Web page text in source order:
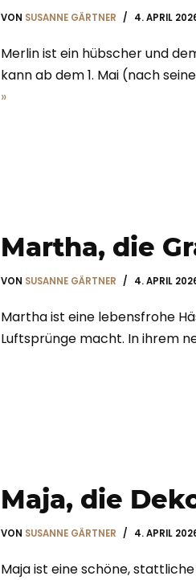
VON SUSANNE GÄRTNER 4. APRIL
Merlin ist ein hübscher und
kann ab dem 1. Mai (nach
»
Martha, die
VON SUSANNE GÄRTNER 4. APRIL
Martha ist eine lebensfrohe
Luftsprünge macht. In ihrem
Maja, die
VON SUSANNE GÄRTNER 4. APRIL
Maja ist eine schöne,